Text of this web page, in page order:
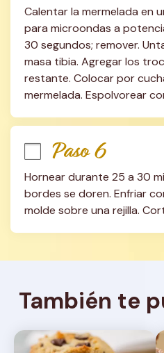
Calentar la mermelada en
para microondas a
30 segundos; remover.
masa tibia. Agregar los
restante. Colocar por
mermelada. Espolvorear
Paso 6
Hornear durante 25 a 30
bordes se doren. Enfriar
molde sobre una rejilla.
También te